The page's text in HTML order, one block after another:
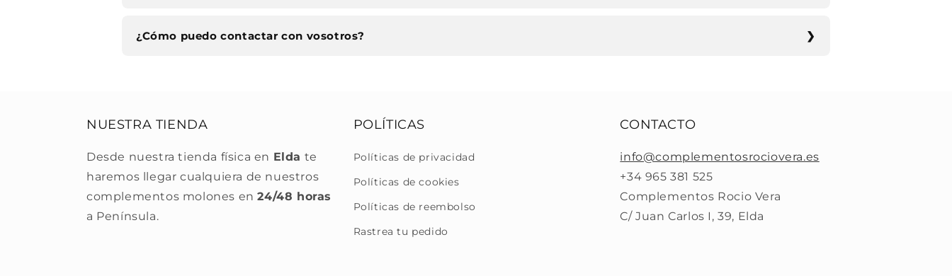
¿Cómo puedo contactar con vosotros?
NUESTRA TIENDA
Desde nuestra tienda física en Elda te
haremos llegar cualquiera de nuestros
complementos molones en24/48 horas
a Península.
POLÍTICAS
Políticas de privacidad
Políticas de cookies
Políticas de reembolso
Rastrea tu pedido
CONTACTO
info@complementosrociovera.es
+34 965 381 525
Complementos Rocio Vera
C/ Juan Carlos I, 39, Elda